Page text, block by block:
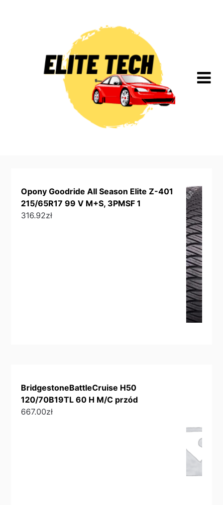
Opony Goodride All Season Elite Z-401
215/65R17 99 V M+S, 3PMSF 1
316.92zł
BridgestoneBattleCruise H50
120/70B19TL 60 H M/C przód
667.00zł